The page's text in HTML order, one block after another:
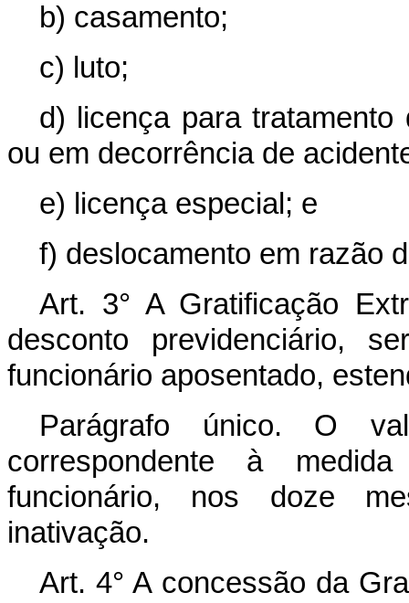
b) casamento;
c) luto;
d) licença para
ou em decorrência de
e) licença especial; e
f) deslocamento em razão
Art. 3° A Gratificação
desconto previdenciário,
funcionário aposentado,
Parágrafo único. O
correspondente à
funcionário, nos doze
inativação.
Art. 4° A concessão da